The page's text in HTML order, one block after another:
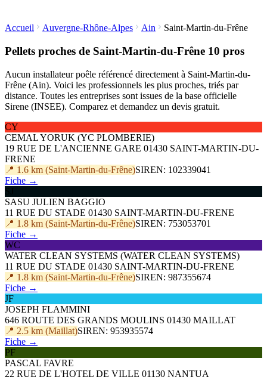
Accueil Auvergne-Rhône-Alpes Ain Saint-Martin-du-Frêne
Pellets proches de Saint-Martin-du-Frêne 10 pros
Aucun installateur poêle référencé directement à Saint-Martin-du-
Frêne (Ain). Voici les professionnels les plus proches, triés par
distance. Toutes les entreprises sont issues de la base officielle
Sirene (INSEE). Comparez et demandez un devis gratuit.
CY
CEMAL YORUK (YC PLOMBERIE)
19 RUE DE L'ANCIENNE GARE 01430 SAINT-MARTIN-DU-
FRENE
📍 1.6 km (Saint-Martin-du-Frêne)SIREN: 102339041
Fiche →
SASU JULIEN BAGGIO
11 RUE DU STADE 01430 SAINT-MARTIN-DU-FRENE
📍 1.8 km (Saint-Martin-du-Frêne)SIREN: 753053701
Fiche →
WC
WATER CLEAN SYSTEMS (WATER CLEAN SYSTEMS)
11 RUE DU STADE 01430 SAINT-MARTIN-DU-FRENE
📍 1.8 km (Saint-Martin-du-Frêne)SIREN: 987355674
Fiche →
JF
JOSEPH FLAMMINI
646 ROUTE DES GRANDS MOULINS 01430 MAILLAT
📍 2.5 km (Maillat)SIREN: 953935574
Fiche →
PF
PASCAL FAVRE
22 RUE DE L'HOTEL DE VILLE 01130 NANTUA